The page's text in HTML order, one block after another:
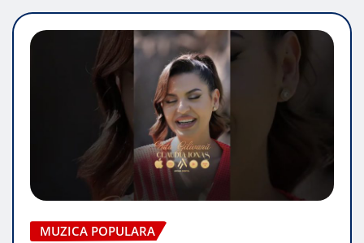
MUZICA POPULARA